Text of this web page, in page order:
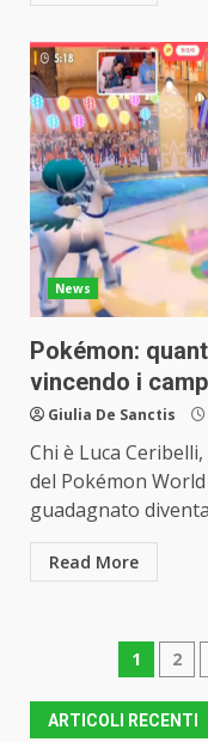
News
Pokémon:
vincendo i
Giulia De Sanctis
Chi è Luca
del Pokémon
guadagnato
Read More
degli
1 2
ARTICOLI RECENTI